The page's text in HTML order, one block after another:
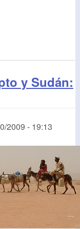
y Sudán:
2009 - 19:13